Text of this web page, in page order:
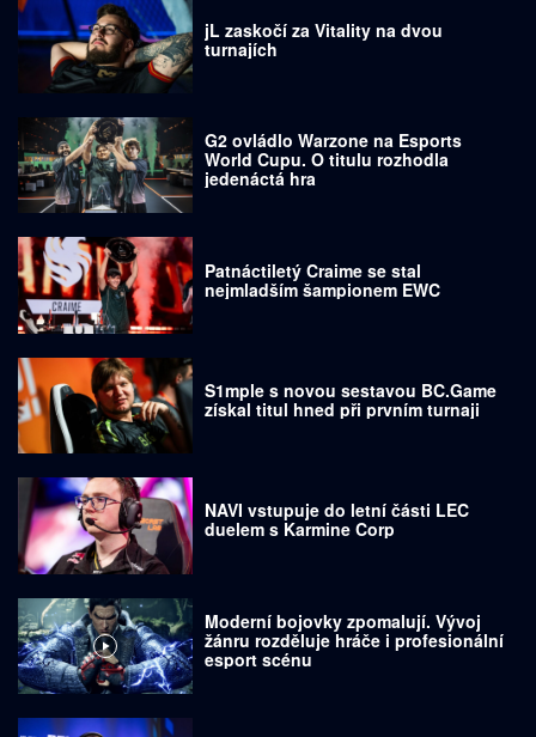
jL zaskočí za Vitality na dvou
turnajích
G2 ovládlo Warzone na Esports
World Cupu. O titulu rozhodla
jedenáctá hra
Patnáctiletý Craime se stal
nejmladším šampionem EWC
S1mple s novou sestavou BC.Game
získal titul hned při prvním turnaji
NAVI vstupuje do letní části LEC
duelem s Karmine Corp
Moderní bojovky zpomalují. Vývoj
žánru rozděluje hráče i profesionální
esport scénu